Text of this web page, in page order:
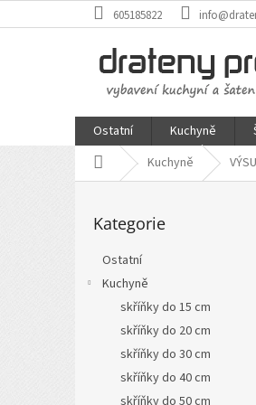
na
605185822
Ostatní Kuchyně
Domů Kuchyně
kategorie
Kategorie
Ostatní
Kuchyně
skříňky do 15 cm
skříňky do 20 cm
skříňky do 30 cm
skříňky do 40 cm
skříňky do 50 cm